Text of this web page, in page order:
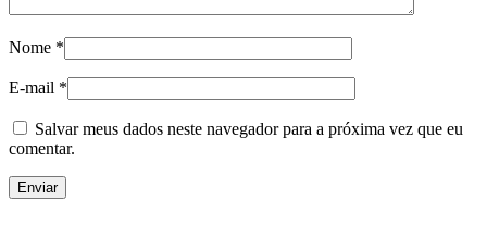
Nome *
E-mail *
Salvar meus dados neste navegador para a próxima vez que eu
comentar.